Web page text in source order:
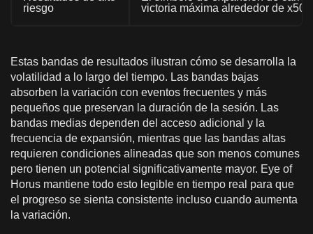
riesgo
victoria máxima alrededor de
Estas bandas de resultados ilustran cómo se desarrolla la
volatilidad a lo largo del tiempo. Las bandas bajas
absorben la variación con eventos frecuentes y más
pequeños que preservan la duración de la sesión. Las
bandas medias dependen del acceso adicional y la
frecuencia de expansión, mientras que las bandas altas
requieren condiciones alineadas que son menos comunes
pero tienen un potencial significativamente mayor. Eye of
Horus mantiene todo esto legible en tiempo real para que
el progreso se sienta consistente incluso cuando aumenta
la variación.